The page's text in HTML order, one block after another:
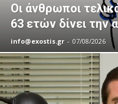
Οι άνθρωποι
63 ετών δίνει την
info@exostis.gr - 07/08/2026